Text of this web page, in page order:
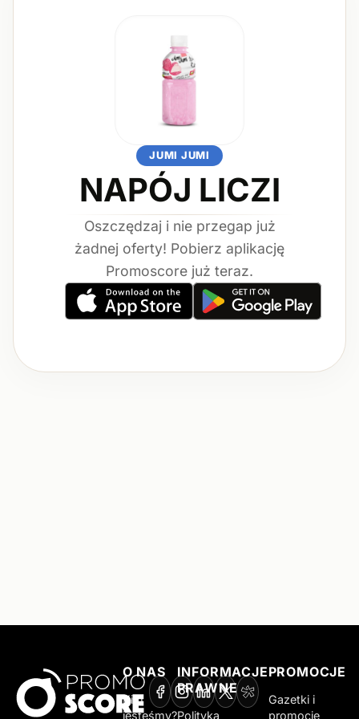
JUMI JUMI
NAPÓJ LICZI
Oszczędzaj i nie przegap już
żadnej oferty! Pobierz aplikację
Promoscore już teraz.
O NAS
Kim
jesteśmy?
INFORMACJE
PRAWNE
Polityka
PROMOCJE
Gazetki i
promocje